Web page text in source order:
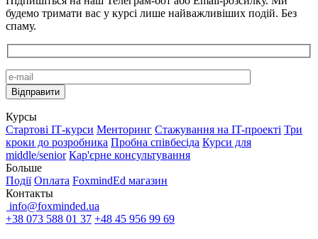
будемо тримати вас у курсі лише найважливіших подій. Без
спаму.
Курсы
Стартові IТ-курси Менторинг Стажування на IT-проекті Три
кроки до розробника Пробна співбесіда Курси для
middle/senior Кар'єрне консультування
Больше
Події Оплата FoxmindEd магазин
Контакты
info@foxminded.ua
+38 073 588 01 37 +48 45 956 99 69